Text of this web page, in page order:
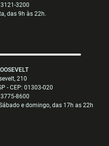
3200
das 9h às 22h.
210
- CEP: 01303-020
8600
e domingo, das 17h as 22h